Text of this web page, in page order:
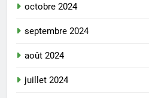
octobre 2024
septembre 2024
août 2024
juillet 2024